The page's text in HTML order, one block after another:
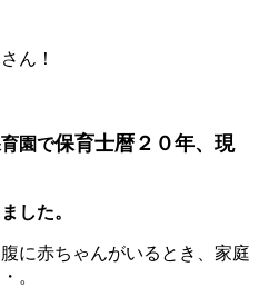
ん！
園で保育士暦２０年、現
した。
に赤ちゃんがいるとき、家庭
。